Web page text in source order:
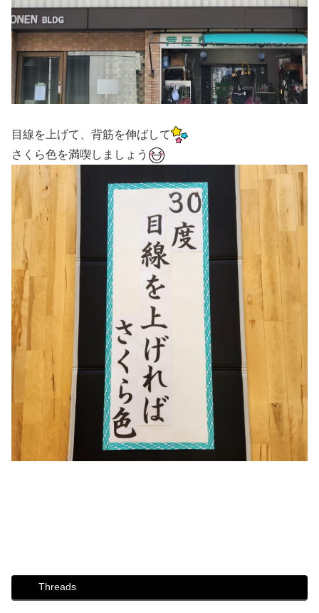
目線を上げて、背筋を伸ばして
さくら色を満喫しましょう
Threads